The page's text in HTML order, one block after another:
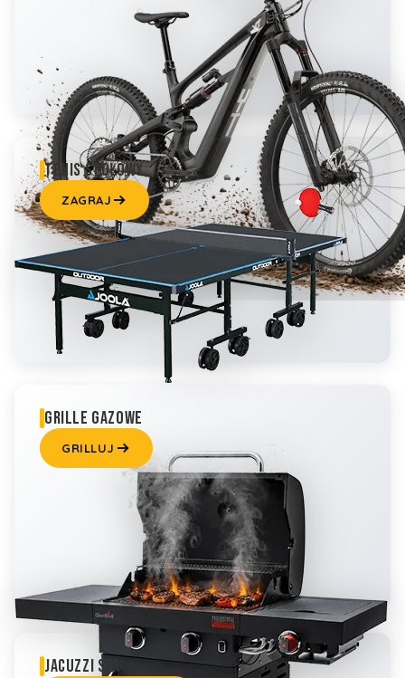
TENIS STOŁOWY
ZAGRAJ
GRILLE GAZOWE
GRILLUJ
JACUZZI SPA